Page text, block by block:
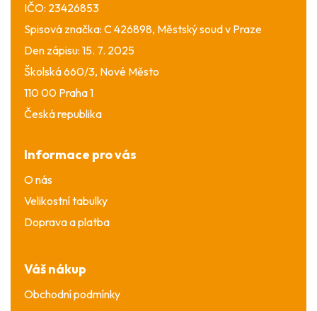
IČO: 23426853
Spisová značka: C 426898, Městský soud v Praze
Den zápisu: 15. 7. 2025
Školská 660/3, Nové Město
110 00 Praha 1
Česká republika
Informace pro vás
O nás
Velikostní tabulky
Doprava a platba
Váš nákup
Obchodní podmínky